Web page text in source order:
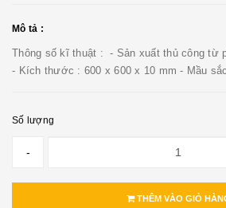
Mô tả :
Thông số kĩ thuật : - Sản xuất thủ công từ
- Kích thước : 600 x 600 x 10 mm - Mầu
Số lượng
-
THÊM VÀO GIỎ